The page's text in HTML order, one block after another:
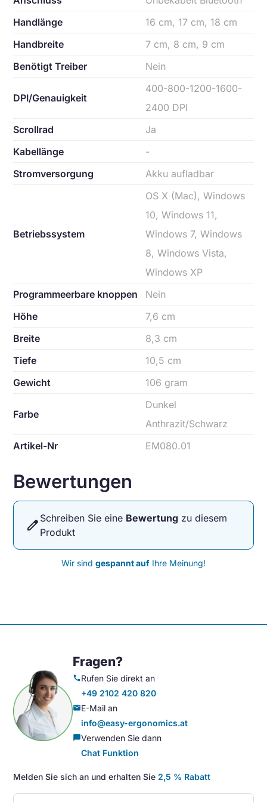
Handlänge
16 cm, 17 cm, 18 cm
Handbreite
7 cm, 8 cm, 9 cm
Benötigt Treiber
Nein
DPI/Genauigkeit
400-800-1200-1600-
2400 DPI
Scrollrad
Ja
Kabellänge
-
Stromversorgung
Akku aufladbar
Betriebssystem
OS X (Mac), Windows
10, Windows 11,
Windows 7, Windows
8, Windows Vista,
Windows XP
Programmeerbare knoppen
Nein
Höhe
7,6 cm
Breite
8,3 cm
Tiefe
10,5 cm
Gewicht
106 gram
Farbe
Dunkel
Anthrazit/Schwarz
Artikel-Nr
EM080.01
Bewertungen
edit Schreiben Sie eine Bewertung zu diesem
Produkt
Wir sind gespannt auf Ihre Meinung!
Fragen?
callRufen Sie direkt an
+49 2102 420 820
mailE-Mail an
info@easy-ergonomics.at
chat_bubbleVerwenden Sie dann
Chat Funktion
Melden Sie sich an und erhalten Sie 2,5 % Rabatt